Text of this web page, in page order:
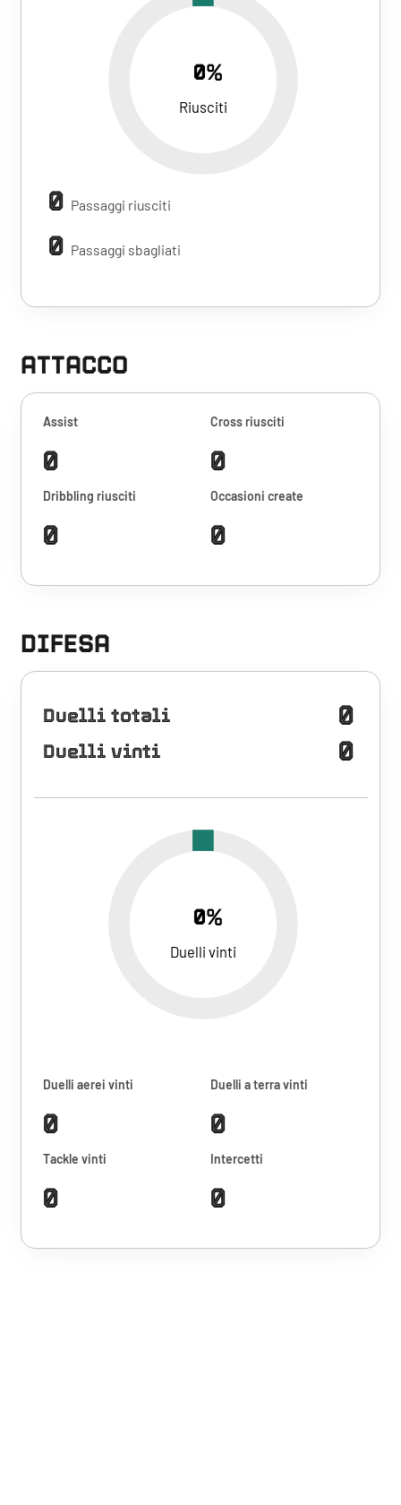
0%
Riusciti
0 Passaggi riusciti
0 Passaggi sbagliati
ATTACCO
Assist
0
Cross riusciti
0
Dribbling riusciti
0
Occasioni create
0
DIFESA
Duelli totali 0
Duelli vinti 0
0%
Duelli vinti
Duelli aerei vinti
0
Duelli a terra vinti
0
Tackle vinti
0
Intercetti
0